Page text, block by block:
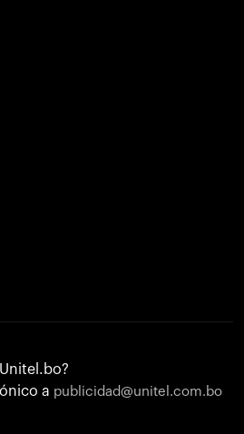
a publicidad@unitel.com.bo